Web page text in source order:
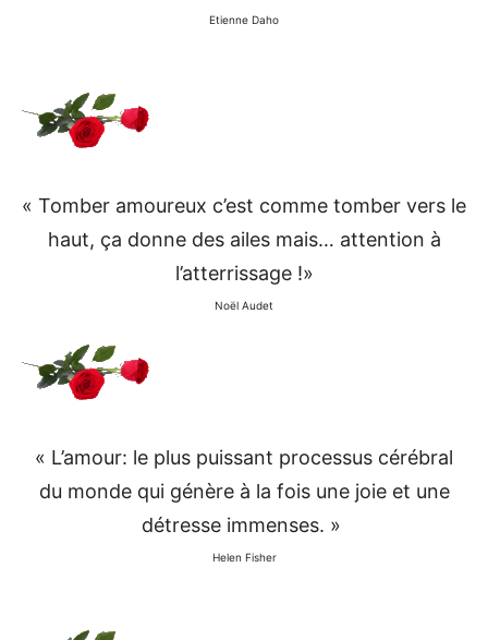
Etienne Daho
« Tomber amoureux c’est comme tomber vers le
haut, ça donne des ailes mais… attention à
l’atterrissage !»
Noël Audet
« L’amour: le plus puissant processus cérébral
du monde qui génère à la fois une joie et une
détresse immenses. »
Helen Fisher